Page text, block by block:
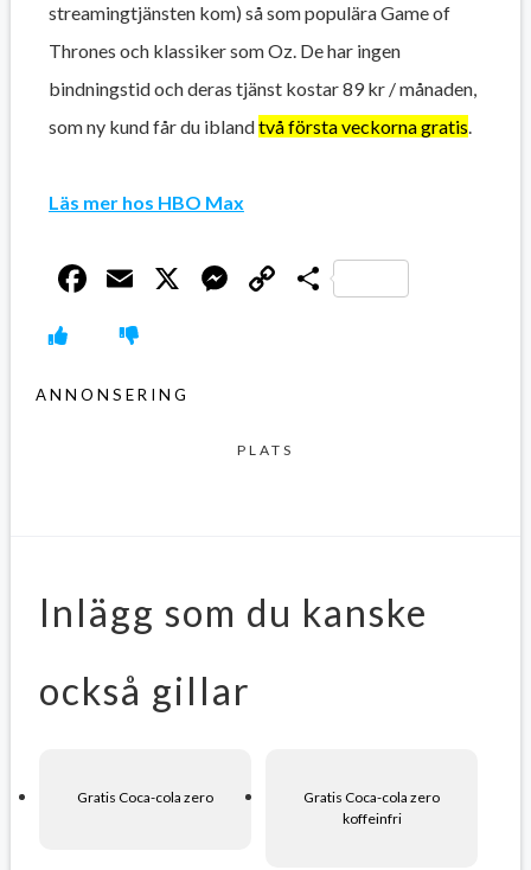
streamingtjänsten kom) så som populära Game of
Thrones och klassiker som Oz. De har ingen
bindningstid och deras tjänst kostar 89 kr / månaden,
som ny kund får du iblandtvå första veckorna gratis.
Läs mer hos HBO Max
Facebook
Email
X Messenger
CopyDela
ANNONSERING
PLATS
Inlägg som du kanske
också gillar
Gratis Coca-cola zero
Gratis Coca-cola zero
koffeinfri